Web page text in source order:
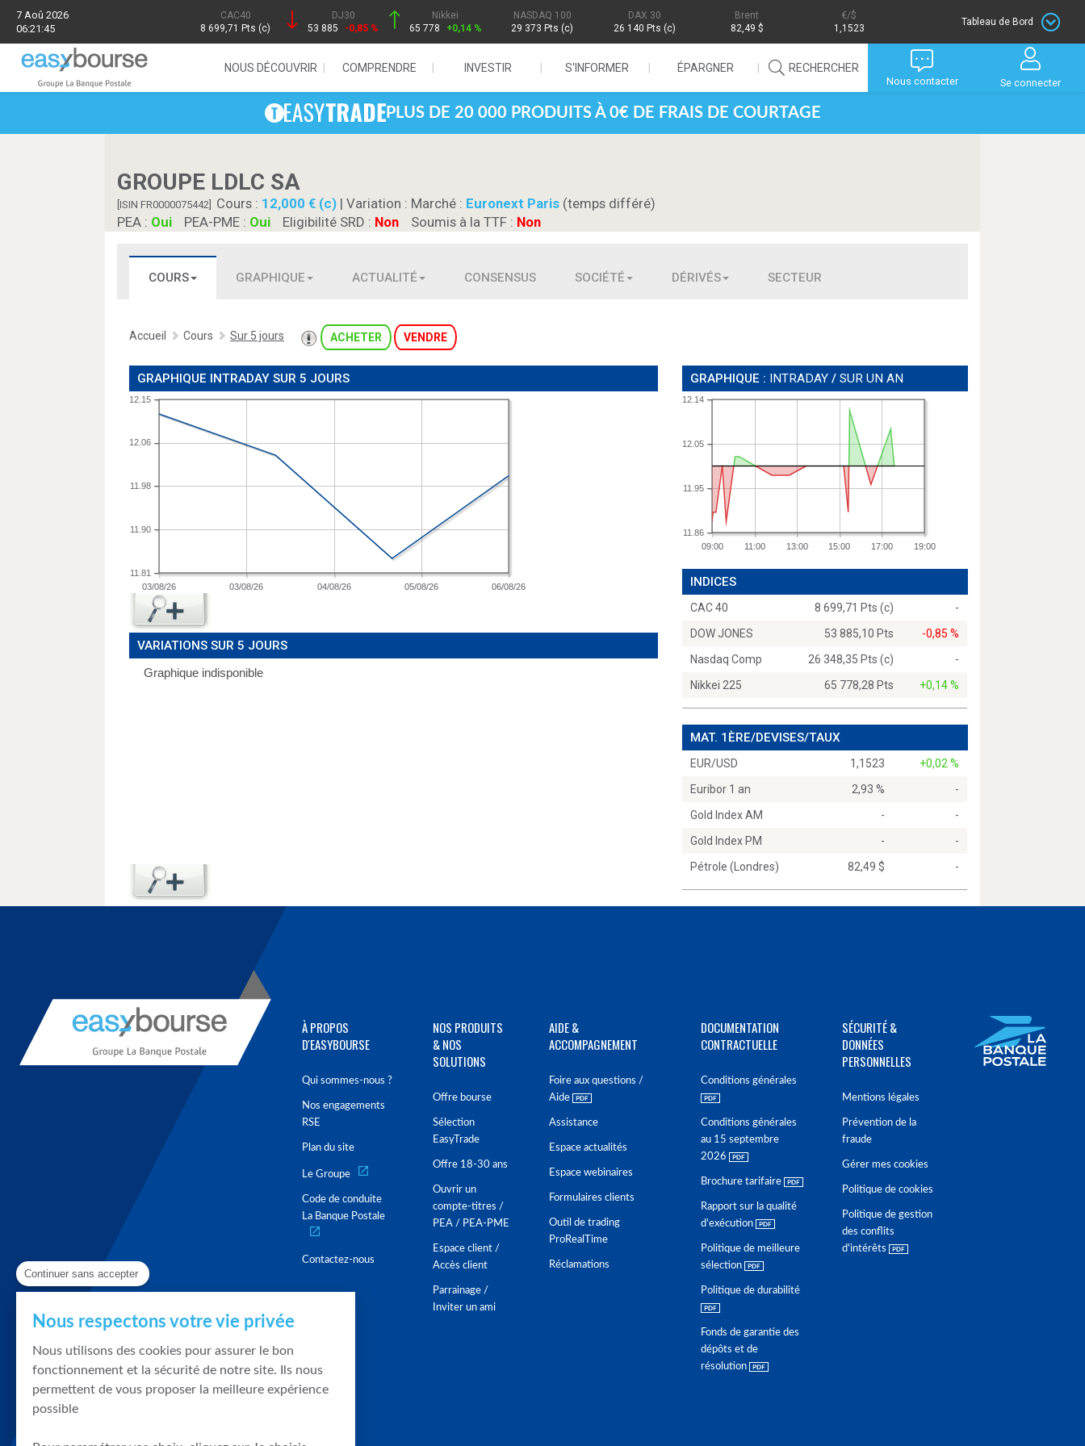
7 Aoû 2026
06:21:45
CAC40
8 699,71 Pts (c)
DJ30
53 885
-0,85 %
Nikkei
65 778
+0,14 %
NASDAQ 100
29 373 Pts (c)
DAX 30
26 140 Pts (c)
Brent
82,49 $
/$
1,1523
Tableau de Bord
NOUS DÉCOUVRIR COMPRENDRE INVESTIR S'INFORMER ÉPARGNER RECHERCHER
Nous contacter Se connecter
PLUS DE 20 000 PRODUITS À 0€ DE FRAIS DE COURTAGE
GROUPE LDLC SA
[ISIN FR0000075442] Cours : 12,000 € (c) | Variation : Marché : Euronext Paris (temps différé)
PEA : Oui PEA-PME : Oui Eligibilité SRD : Non Soumis à la TTF : Non
COURS GRAPHIQUE ACTUALITÉ CONSENSUS SOCIÉTÉ DÉRIVÉS SECTEUR
Accueil Cours Sur 5 jours ACHETER VENDRE
GRAPHIQUE INTRADAY SUR 5 JOURS
03/08/26 03/08/26 04/08/26 05/08/26 06/08/26
11.81
11.90
11.98
12.06
12.15
VARIATIONS SUR 5 JOURS
GRAPHIQUE : INTRADAY /SUR UN AN
09:00 11:00 13:00 15:00 17:00 19:00
11.86
11.95
12.05
12.14
INDICES
CAC 40 8 699,71 Pts (c)
-
DOW JONES
53 885,10 Pts
-0,85 %
Nasdaq Comp
26 348,35 Pts (c)
-
Nikkei 225
65 778,28 Pts +0,14 %
MAT. 1ÈRE/DEVISES/TAUX
EUR/USD 1,1523
+0,02 %
Euribor 1 an
2,93 %
-
Gold Index AM
-
-
Gold Index PM
-
-
Pétrole (Londres)
82,49 $ -
À PROPOS
D'EASYBOURSE
Qui sommes-nous ?
Nos engagements
RSE
Plan du site
Le Groupe
Code de conduite
La Banque Postale
Contactez-nous
NOS PRODUITS
& NOS
SOLUTIONS
Offre bourse
Sélection
EasyTrade
Offre 18-30 ans
Ouvrir un
compte-titres /
PEA / PEA-PME
Espace client /
Accès client
Parrainage /
Inviter un ami
AIDE &
ACCOMPAGNEMENT
Foire aux questions /
Aide
Assistance
Espace actualités
Espace webinaires
Formulaires clients
Outil de trading
ProRealTime
Réclamations
DOCUMENTATION
CONTRACTUELLE
Conditions générales
Conditions générales
au 15 septembre
2026
Brochure tarifaire
Rapport sur la qualité
d'exécution
Politique de meilleure
sélection
Politique de durabilité
Fonds de garantie des
dépôts et de
résolution
SÉCURITÉ &
DONNÉES
PERSONNELLES
Mentions légales
Prévention de la
fraude
Gérer mes cookies
Politique de cookies
Politique de gestion
des conflits
d'intérêts
Continuer sans accepter
Nous respectons votre vie privée
Nous utilisons des cookies pour assurer le bon
fonctionnement et la sécurité de notre site. Ils nous
permettent de vous proposer la meilleure expérience
possible